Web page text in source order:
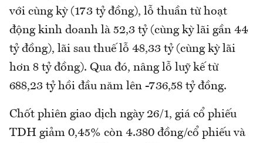
với cùng kỳ (173 tỷ đồng), lỗ thuần từ hoạt
động kinh doanh là 52,3 tỷ (cùng kỳ lãi gần 44
tỷ đồng), lãi sau thuế lỗ 48,33 tỷ (cùng kỳ lãi
hơn 8 tỷ đồng). Qua đó, nâng lỗ luỹ kế từ
688,23 tỷ hồi đầu năm lên -736,58 tỷ đồng.
Chốt phiên giao dịch ngày 26/1, giá cổ phiếu
TDH giảm 0,45% còn 4.380 đồng/cổ phiếu và